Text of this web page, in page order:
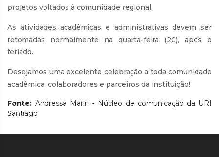
projetos voltados à comunidade regional.
As atividades acadêmicas e administrativas devem ser
retomadas normalmente na quarta-feira (20), após o
feriado.
Desejamos uma excelente celebração a toda comunidade
acadêmica, colaboradores e parceiros da instituição!
Fonte: Andressa Marin - Núcleo de comunicação da URI
Santiago